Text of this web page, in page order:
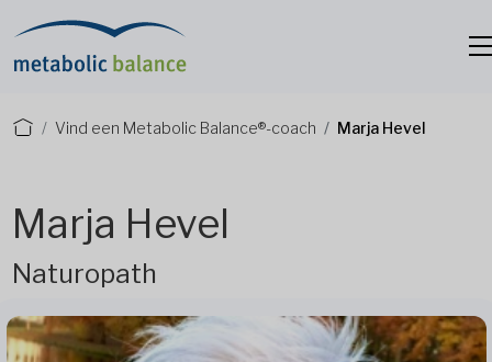
Vind een Metabolic Balance®-coach Marja Hevel
Marja Hevel
Naturopath